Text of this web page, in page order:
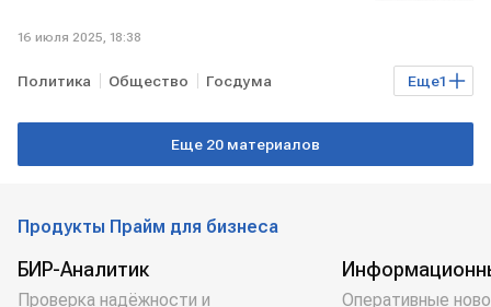
16 июля 2025, 18:38
Еще1
Политика Общество Госдума
Роскомнадзор
Еще 20 материалов
Продукты Прайм для бизнеса
БИР-Аналитик
Проверка надёжности и
Оперативные